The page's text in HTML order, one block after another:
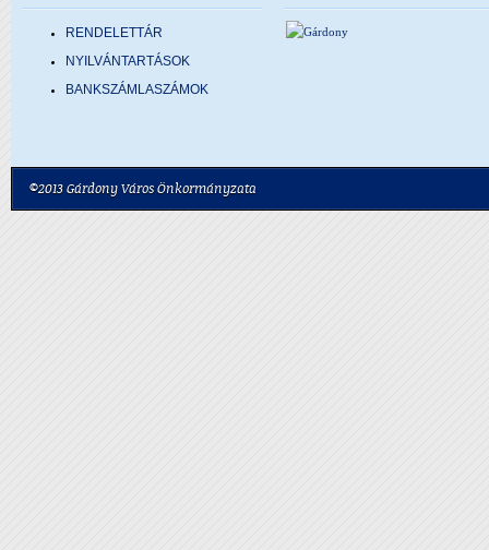
RENDELETTÁR
NYILVÁNTARTÁSOK
BANKSZÁMLASZÁMOK
©2013 Gárdony Város Önkormányzata